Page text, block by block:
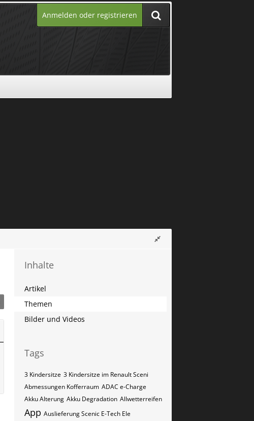
Anmelden oder registrieren
Inhalte
Artikel
Themen
Bilder und Videos
Tags
3 Kindersitze 3 Kindersitze im Renault Sceni
Abmessungen Kofferraum ADAC e-Charge
Akku Alterung Akku Degradation Allwetterreifen
App Auslieferung Scenic E-Tech Ele